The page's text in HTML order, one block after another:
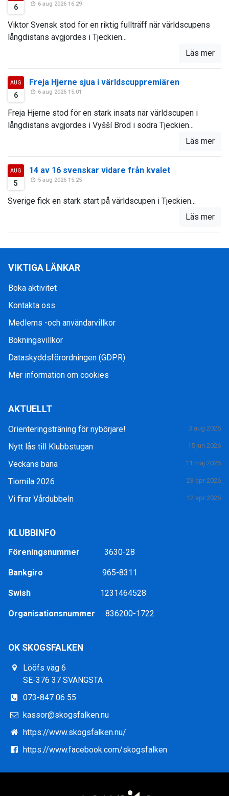
6 6 aug 2026 16:29
Viktor Svensk stod för en riktig fullträff när världscupens
långdistans avgjordes i Tjeckien...
Läs mer
AUG
6
Freja Hjerne sjua i världscuppremiären
6 aug 2026 15:01
Freja Hjerne stod för en stark insats när världscupen i
långdistans avgjordes i Vyšší Brod i södra Tjeckien...
Läs mer
AUG
5
14 av 16 svenskar vidare från kvalet
5 aug 2026 15:25
Sverige fick en stark start på världscupen i Tjeckien...
Läs mer
VIKTIGA LÄNKAR
Boka aktivitet
Kontakta oss
Medlems -och användarvillkor
Bokningsvillkor
Dataskyddsförordningen (GDPR)
Mer information om cookies
AKTUELLT
Orienteringsträning för nybörjare! 3 aug 2026
Nytt lås till Klubbstugan 15 jun 2026
Veckans bana 11 maj 2026
Tiomila 2026 23 apr 2026
Vi firar Vårdubbeln 12 apr 2026
KLUBBINFO
Föreningsnummer 3630-28
Bankgiro 965-8311
Swish 1231464528
Organisationsnummer 836200-1722
OK SKOGSFALKEN
Lööfs väg 6
SE-376 37 SVÄNGSTA
073-847 06 55
kassor@skogsfalken.nu
https://www.skogsfalken.nu/
https://www.facebook.com/skogsfalken